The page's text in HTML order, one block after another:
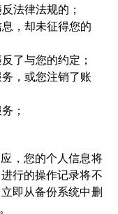
法律法规的；
，却未征得您的
了与您的约定；
，或您注销了账
；
，您的个人信息将
行的操作记录将不
即从备份系统中删